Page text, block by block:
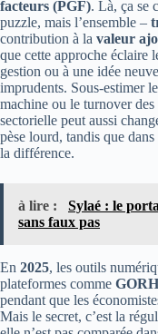
facteurs (PGF). Là, ça se
puzzle, mais l’ensemble –
contribution à la valeur
que cette approche éclaire
gestion ou à une idée
imprudents. Sous-estimer
machine ou le turnover
sectorielle peut aussi
pèse lourd, tandis que
la différence.
à lire :
Sylaé : le
sans faux pas
En 2025, les outils
plateformes comme GORH
pendant que les
Mais le secret, c’est la